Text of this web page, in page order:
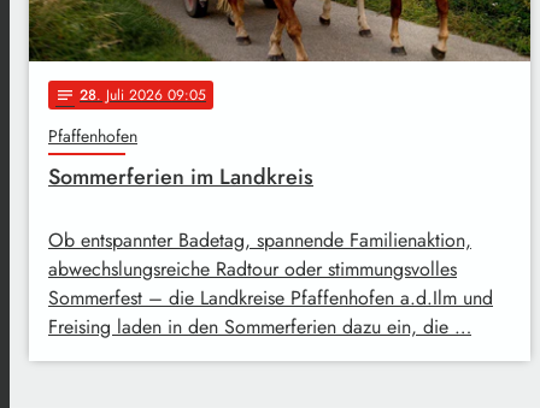
notes 28. Juli 2026 09:05
Pfaffenhofen
Sommerferien im Landkreis
Ob entspannter Badetag, spannende Familienaktion,
abwechslungsreiche Radtour oder stimmungsvolles
Sommerfest – die Landkreise Pfaffenhofen a.d.Ilm und
Freising laden in den Sommerferien dazu ein, die …